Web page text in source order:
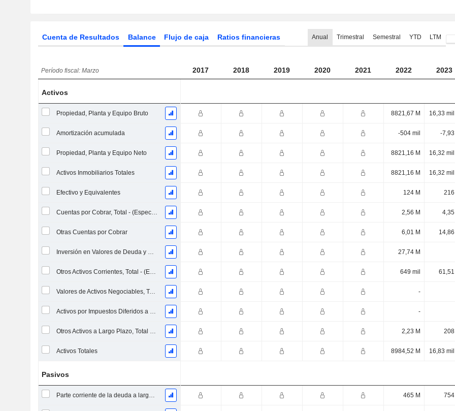
Cuenta de Resultados Balance Flujo de caja Ratios financieras Anual Trimestral Semestral YTD LTM
Período fiscal: Marzo 2017 2018 2019 2020 2021 2022 2023
Activos
Propiedad, Planta y Equipo Bruto 8821,67 M 16,33 mil
Amortización acumulada -504 mil -7,93
Propiedad, Planta y Equipo Neto 8821,16 M 16,32 mil
Activos Inmobiliarios Totales 8821,16 M 16,32 mil
Efectivo y Equivalentes 124 M 216
Cuentas por Cobrar, Total - (Específico del Modelo) 2,56 M 4,35
Otras Cuentas por Cobrar 6,01 M 14,86
Inversión en Valores de Deuda y Capital Propio 27,74 M
Otros Activos Corrientes, Total - (Específico del Modelo) 649 mil 61,51
Valores de Activos Negociables, Total -
Activos por Impuestos Diferidos a Largo Plazo (Recaudados) -
Otros Activos a Largo Plazo, Total - (Específico del Modelo) 2,23 M 208
Activos Totales 8984,52 M 16,83 mil
Pasivos
Parte corriente de la deuda a largo plazo - (Específico del modelo) 465 M 754